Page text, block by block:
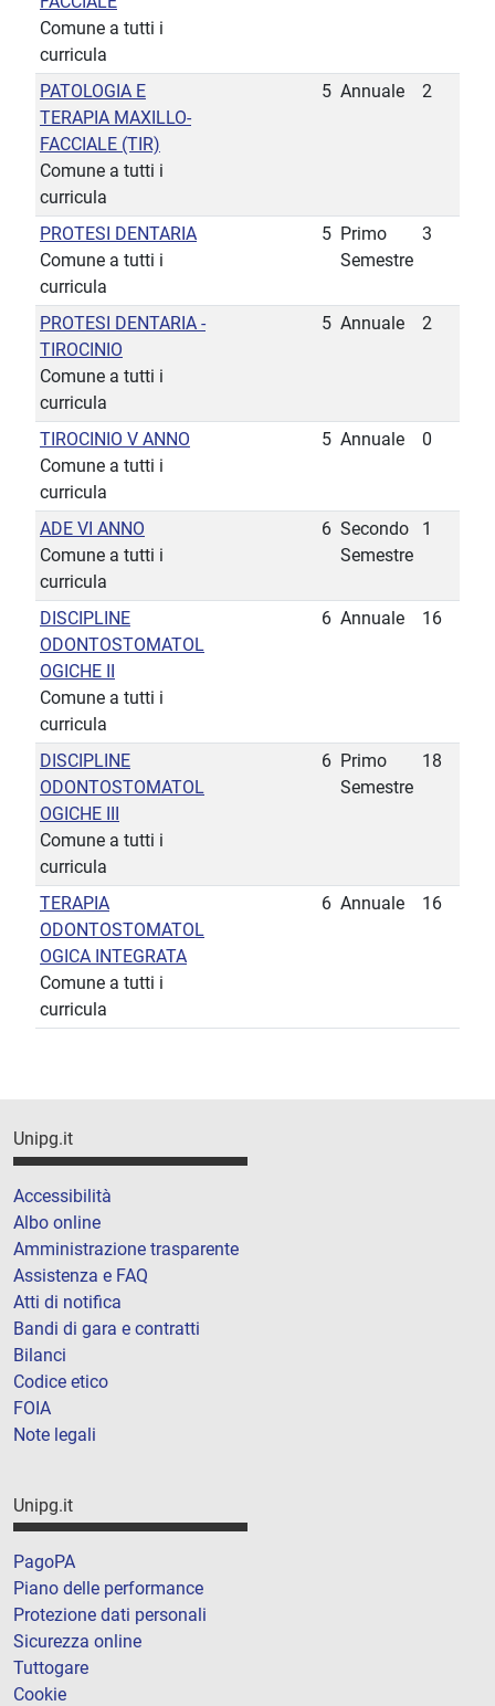
Comune a tutti i
curricula
PATOLOGIA E
TERAPIA MAXILLO-
FACCIALE (TIR)
Comune a tutti i
curricula
5 Annuale 2
PROTESI DENTARIA
Comune a tutti i
curricula
5 Primo
Semestre
3
PROTESI DENTARIA -
TIROCINIO
Comune a tutti i
curricula
5 Annuale 2
TIROCINIO V ANNO
Comune a tutti i
curricula
5 Annuale 0
ADE VI ANNO
Comune a tutti i
curricula
6 Secondo
Semestre
1
DISCIPLINE
ODONTOSTOMATOL
OGICHE II
Comune a tutti i
curricula
6 Annuale 16
DISCIPLINE
ODONTOSTOMATOL
OGICHE III
Comune a tutti i
curricula
6 Primo
Semestre
18
TERAPIA
ODONTOSTOMATOL
OGICA INTEGRATA
Comune a tutti i
curricula
6 Annuale 16
Unipg.it
Accessibilità
Albo online
Amministrazione trasparente
Assistenza e FAQ
Atti di notifica
Bandi di gara e contratti
Bilanci
Codice etico
FOIA
Note legali
Unipg.it
PagoPA
Piano delle performance
Protezione dati personali
Sicurezza online
Tuttogare
Cookie